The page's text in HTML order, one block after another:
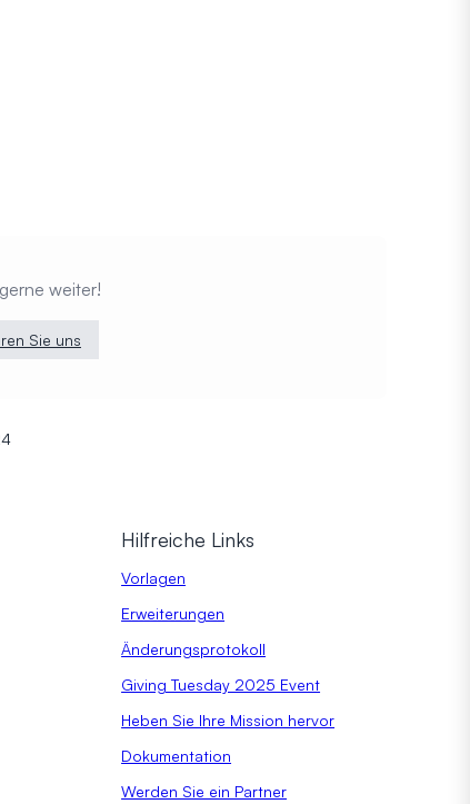
weiter!
Sie uns
Hilfreiche Links
Vorlagen
Erweiterungen
Änderungsprotokoll
Giving Tuesday 2025 Event
Heben Sie Ihre Mission hervor
Dokumentation
Werden Sie ein Partner